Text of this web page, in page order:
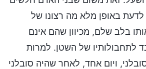
לדעת באופן מלא מה רצונו של
בלב שלם, מכיוון שהם אינם
לתחבולותיו של השטן. למרות
ויום אחד, לאחר שהיה סובלני